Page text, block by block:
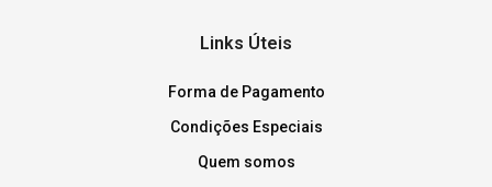
Links Úteis
Forma de Pagamento
Condições Especiais
Quem somos